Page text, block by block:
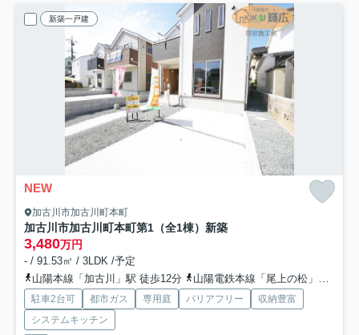
新築一戸建
NEW
加古川市加古川町本町
加古川市加古川町本町第1（全1棟）新築
3,480万円
- / 91.53㎡ / 3LDK /予定
山陽本線「加古川」駅 徒歩12分
山陽電鉄本線「尾上の松」駅 徒歩41分
駐車2台可 都市ガス 専用庭 バリアフリー
収納豊富
システムキッチン